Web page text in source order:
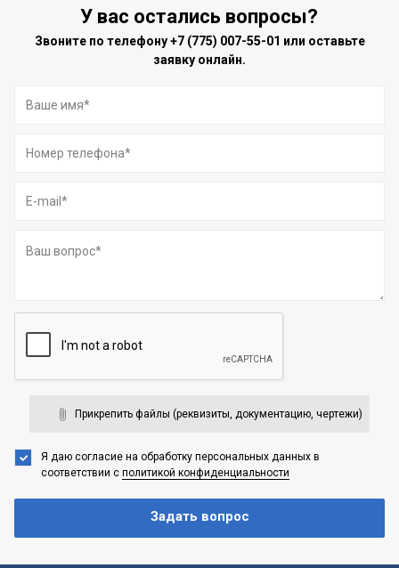
У вас остались вопросы?
Звоните по телефону+7 (775) 007-55-01 или оставьте
заявку онлайн.
Прикрепить файлы (реквизиты, документацию, чертежи)
Я даю согласие на обработку персональных данных в
соответствии с политикой конфиденциальности